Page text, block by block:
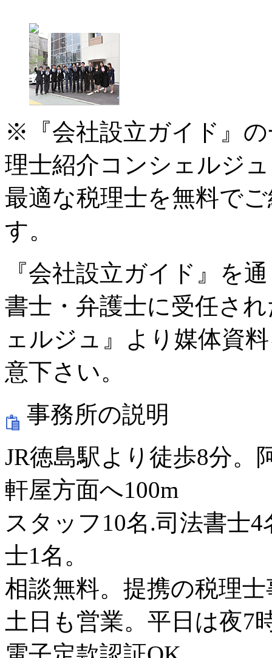
※『会社設立ガイド』
理士紹介コンシェルジ
最適な税理士を無料で
す。
『会社設立ガイド』を
書士・弁護士に受任さ
ェルジュ』より媒体資
意下さい。
事務所の説明
JR徳島駅より徒歩8分。
軒屋方面へ100m
スタッフ10名.司法書士
士1名。
相談無料。提携の税理
土日も営業。平日は夜7